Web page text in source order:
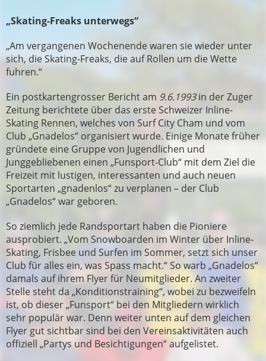
„Skating-Freaks unterwegs“
„Am vergangenen Wochenende waren sie wieder unter
sich, die Skating-Freaks, die auf Rollen um die Wette
fuhren.“
Ein postkartengrosser Bericht am 9.6.1993in der Zuger
Zeitung berichtete über das erste Schweizer Inline-
Skating Rennen, welches von Surf City Cham und vom
Club „Gnadelos“ organisiert wurde. Einige Monate früher
gründete eine Gruppe von Jugendlichen und
Junggebliebenen einen „Funsport-Club“ mit dem Ziel die
Freizeit mit lustigen, interessanten und auch neuen
Sportarten „gnadenlos“ zu verplanen – der Club
„Gnadelos“ war geboren.
So ziemlich jede Randsportart haben die Pioniere
ausprobiert. „Vom Snowboarden im Winter über Inline-
Skating, Frisbee und Surfen im Sommer, setzt sich unser
Club für alles ein, was Spass macht.“ So warb „Gnadelos“
damals auf ihrem Flyer für Neumitglieder. An zweiter
Stelle steht da „Konditionstraining“, wobei zu bezweifeln
ist, ob dieser „Funsport“ bei den Mitgliedern wirklich
sehr populär war. Denn weiter unten auf dem gleichen
Flyer gut sichtbar sind bei den Vereinsaktivitäten auch
offiziell „Partys und Besichtigungen“ aufgelistet.